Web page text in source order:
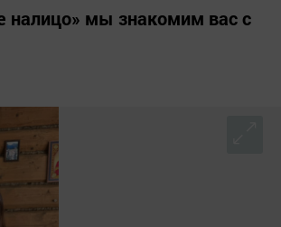
налицо» мы знакомим вас с